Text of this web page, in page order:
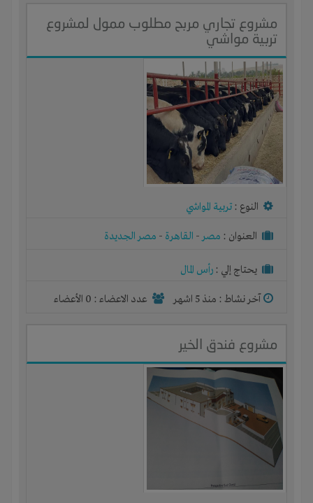
مشروع تجاري مربح مطلوب ممول لمشروع
تربية مواشي
النوع : تربية المواشي
العنوان : مصر- القاهرة - مصر الجديدة
يحتاج إلي : رأس المال
آخر نشاط : منذ 5 اشهر عدد الاعضاء : 0 الأعضاء
مشروع فندق الخير